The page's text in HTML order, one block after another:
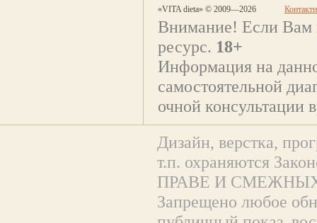
«VITA dieta» © 2009—2026
Внимание! Если Вам
ресурс. 18+
Информация на
самостоятельной
очной консультации
Дизайн, верстка,
т.п. охраняются
ПРАВЕ И
Запрещено любое